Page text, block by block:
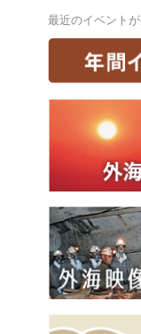
最近のイベントが